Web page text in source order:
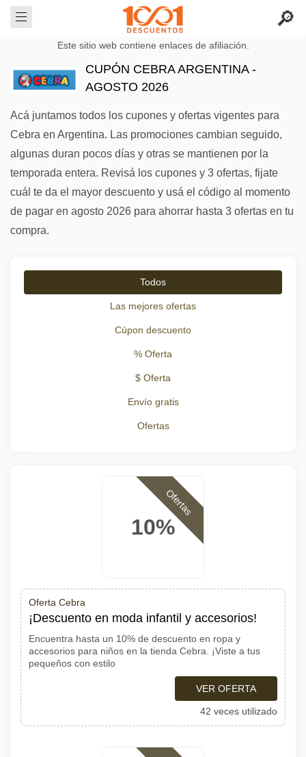
Este sitio web contiene enlaces de afiliación.
CUPÓN CEBRA ARGENTINA -
AGOSTO 2026
Acá juntamos todos los cupones y ofertas vigentes para
Cebra en Argentina. Las promociones cambian seguido,
algunas duran pocos días y otras se mantienen por la
temporada entera. Revisá los cupones y 3 ofertas, fijate
cuál te da el mayor descuento y usá el código al momento
de pagar en agosto 2026 para ahorrar hasta 3 ofertas en tu
compra.
Todos
Las mejores ofertas
Cúpon descuento
% Oferta
$ Oferta
Envío gratis
Ofertas
10%
Ofertas
Oferta Cebra
¡Descuento en moda infantil y accesorios!
Encuentra hasta un 10% de descuento en ropa y
accesorios para niños en la tienda Cebra. ¡Viste a tus
pequeños con estilo
VER OFERTA
42 veces utilizado